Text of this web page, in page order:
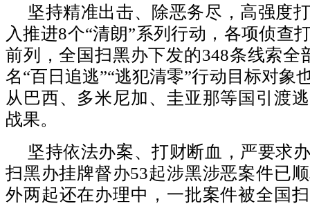
坚持精准出击、除恶务尽，高强度
入推进8个“清朗”系列行动，各项侦查
前列，全国扫黑办下发的348条线索全
名“百日追逃”“逃犯清零”行动目标对象
从巴西、多米尼加、圭亚那等国引渡
战果。
坚持依法办案、打财断血，严要求
扫黑办挂牌督办53起涉黑涉恶案件已
外两起还在办理中，一批案件被全国